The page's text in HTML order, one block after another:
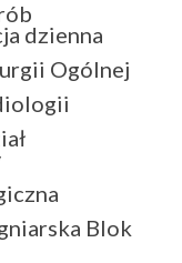
dzienna
Ogólnej
Blok